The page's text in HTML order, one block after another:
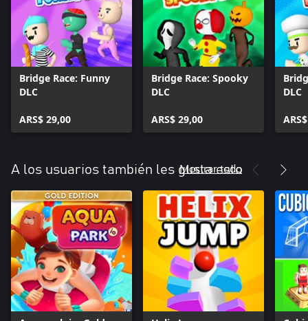
Bridge Race: Funny
DLC
ARS$ 29,00
Bridge Race: Spooky
DLC
ARS$ 29,00
DLC
A los usuarios también les gusta esto
Mostrar todo